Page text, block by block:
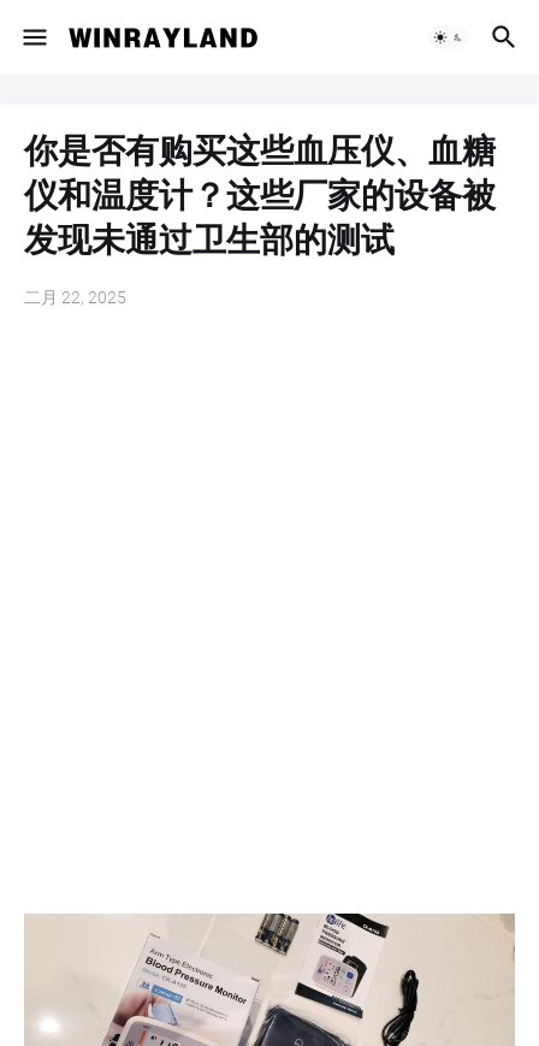
你是否有购买这些血压仪、血糖
仪和温度计？这些厂家的设备被
发现未通过卫生部的测试
二月 22, 2025